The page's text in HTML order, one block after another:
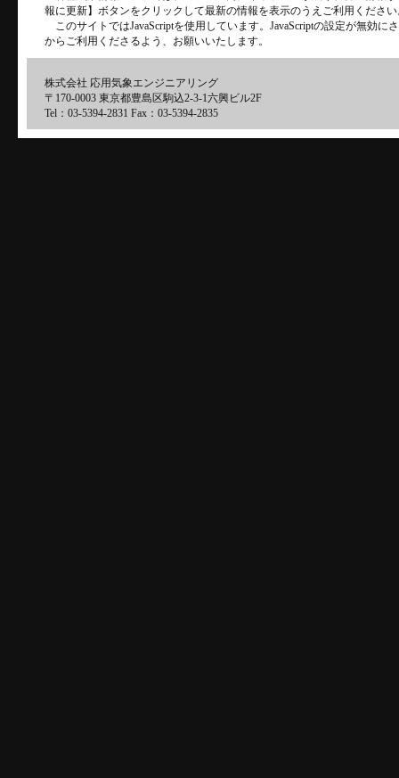
報に更新】ボタンをクリックして最新の情報を表示のうえご利用くださ
このサイトではJavaScriptを使用しています。JavaScriptの設定が無効
からご利用くださるよう、お願いいたします。
株式会社 応用気象エンジニアリング
〒170-0003 東京都豊島区駒込2-3-1六興ビル2F
Tel：03-5394-2831 Fax：03-5394-2835